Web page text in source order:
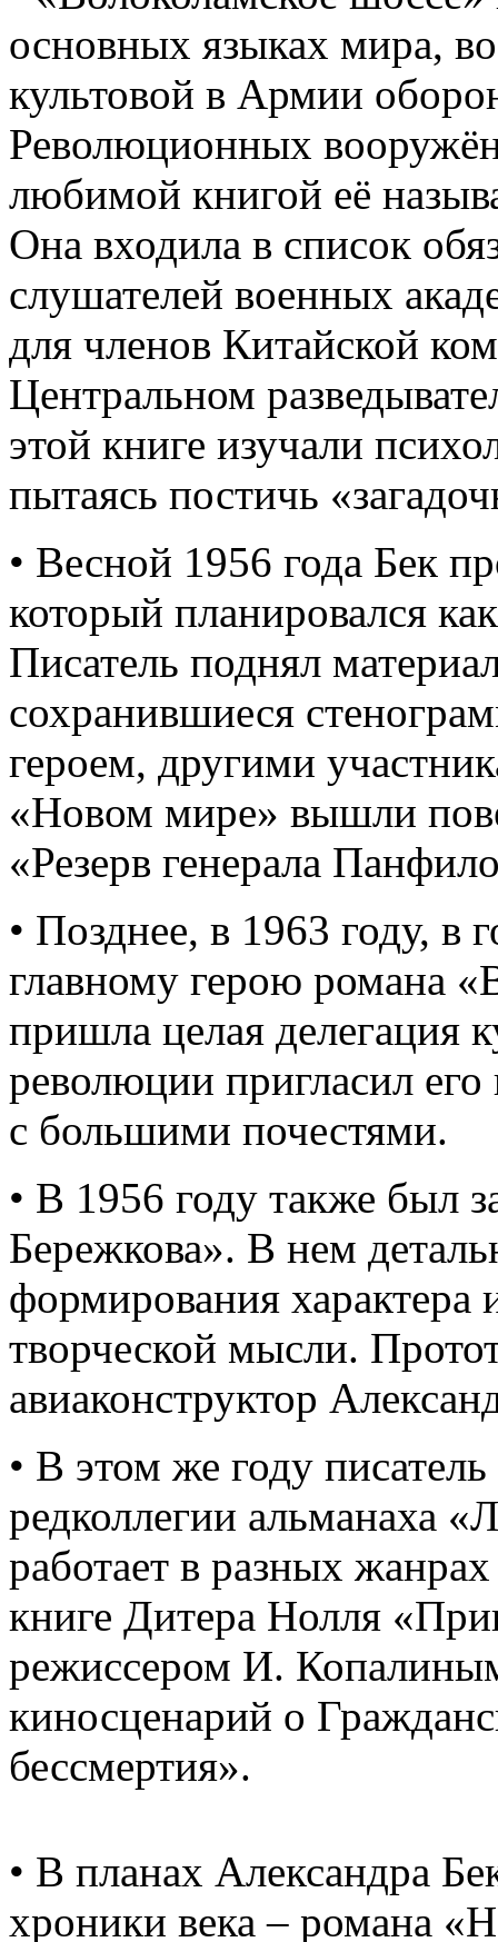
основных языках мира,
культовой в Армии
Революционных
любимой книгой её
Она входила в список
слушателей военных
для членов Китайской
Центральном
этой книге изучали
пытаясь постичь
• Весной 1956 года Бек
который планировался
Писатель поднял
сохранившиеся
героем, другими
«Новом мире» вышли
«Резерв генерала
• Позднее, в 1963 году,
главному герою романа
пришла целая делегация
революции пригласил
с большими почестями.
• В 1956 году также был
Бережкова». В нем
формирования характера
творческой мысли.
авиаконструктор
• В этом же году
редколлегии альманаха
работает в разных
книге Дитера Нолля
режиссером И.
киносценарий о
бессмертия».
• В планах Александра
хроники века – романа